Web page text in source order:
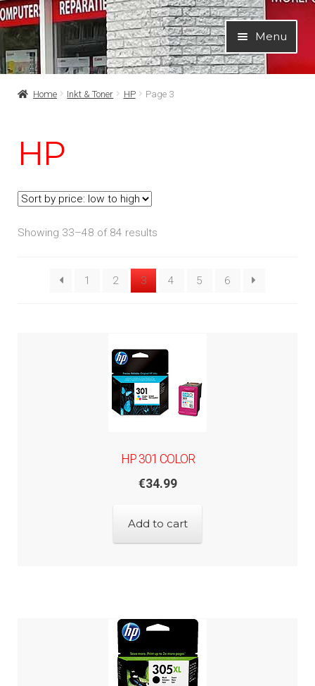
Ga
door
naar
navigatie
Ga
naar
de
inhoud
Menu
Home Inkt & Toner HP Page 3
HP
Showing 33–48 of 84 results
1 2 3 4 5 6
HP 301 COLOR
€34.99
Add to cart